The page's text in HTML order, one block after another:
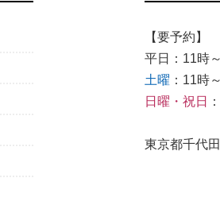
【要予約】
平日：11時
土曜 ：11時
日曜・祝日
東京都千代